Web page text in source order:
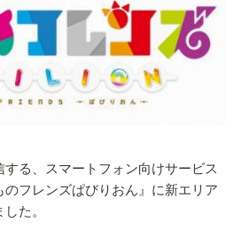
る、スマートフォン向けサービス
フレンズぱびりおん』に新エリア
た。